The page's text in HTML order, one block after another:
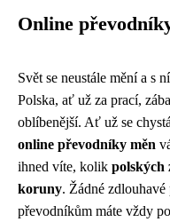
Online
Svět se neustále mění a s
Polska, ať už za prací,
oblíbenější. Ať už se
online převodníky měn
ihned víte, kolik polských
koruny. Žádné
převodníkům máte vždy